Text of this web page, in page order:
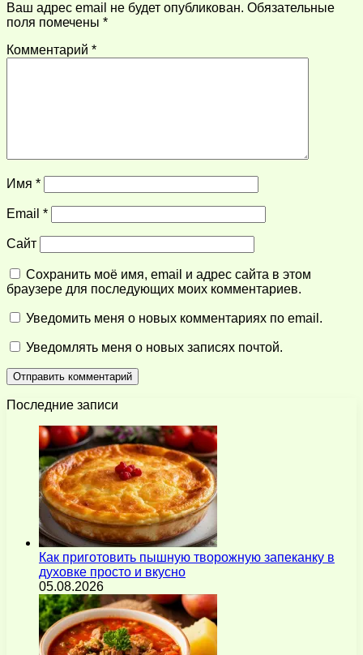
Ваш адрес email не будет опубликован. Обязательные
поля помечены *
Комментарий *
Имя *
Email *
Сайт
Сохранить моё имя, email и адрес сайта в этом
браузере для последующих моих комментариев.
Уведомить меня о новых комментариях по email.
Уведомлять меня о новых записях почтой.
Последние записи
Как приготовить пышную творожную запеканку в
духовке просто и вкусно
05.08.2026